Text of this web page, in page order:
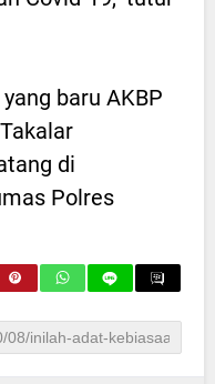
baru AKBP
di
Polres